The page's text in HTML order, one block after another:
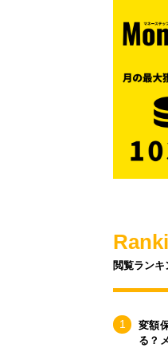
閲覧ランキ
変額
る？